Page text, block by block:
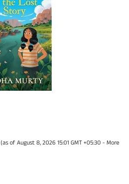
(as of August 8, 2026 15:01 GMT +05:30 -More